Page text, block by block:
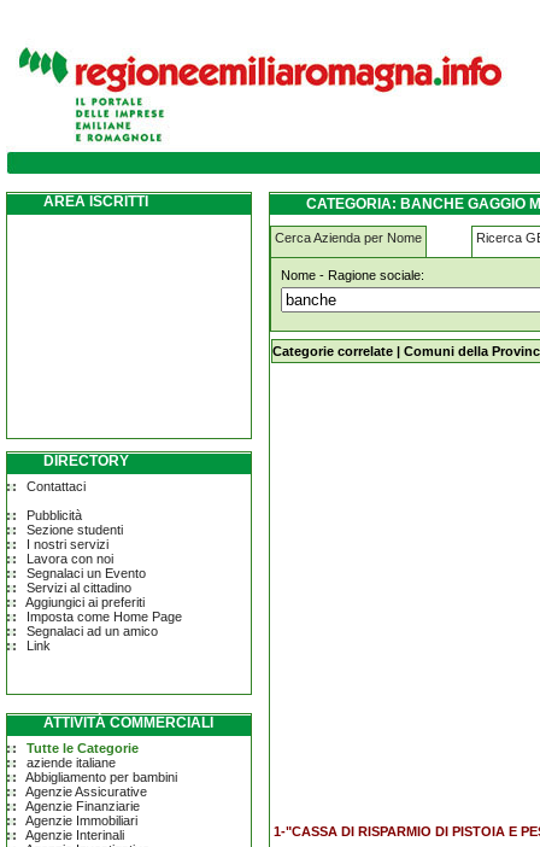
banche gaggio-montano
AREA ISCRITTI
DIRECTORY
Contattaci
Pubblicità
Sezione studenti
I nostri servizi
Lavora con noi
Segnalaci un Evento
Servizi al cittadino
Aggiungici ai preferiti
Imposta come Home Page
Segnalaci ad un amico
Link
ATTIVITÀ COMMERCIALI
Tutte le Categorie
aziende italiane
Abbigliamento per bambini
Agenzie Assicurative
Agenzie Finanziarie
Agenzie Immobiliari
Agenzie Interinali
CATEGORIA: BANCHE GAGGIO
Cerca Azienda per Nome Ricerca
Nome - Ragione sociale:
banche gaggio-montano
Categorie correlate | Comuni della
1-"CASSA DI RISPARMIO DI PISTOIA E